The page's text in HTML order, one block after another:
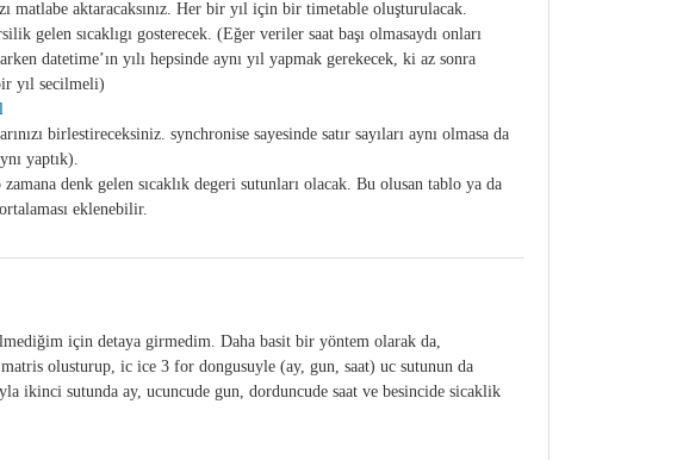
matlabe aktaracaksınız. Her bir yıl için bir timetable oluşturulacak.
gelen sıcaklıgı gosterecek. (Eğer veriler saat başı olmasaydı onları
datetime’ın yılı hepsinde aynı yıl yapmak gerekecek, ki az sonra
yıl secilmeli)
birlestireceksiniz. synchronise sayesinde satır sayıları aynı olmasa da
yaptık).
denk gelen sıcaklık degeri sutunları olacak. Bu olusan tablo ya da
eklenebilir.
için detaya girmedim. Daha basit bir yöntem olarak da,
olusturup, ic ice 3 for dongusuyle (ay, gun, saat) uc sutunun da
ikinci sutunda ay, ucuncude gun, dorduncude saat ve besincide sicaklik